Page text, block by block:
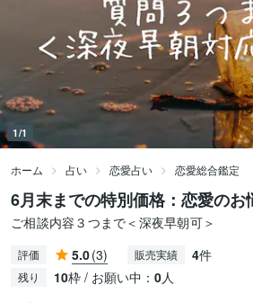
1/1
ホーム 占い 恋愛占い 恋愛総合鑑定
6月末までの特別価格：恋愛のお
ご相談内容３つまで＜深夜早朝可＞
評価 5.0(3) 販売実績 4件
残り 10枠 / お願い中： 0人